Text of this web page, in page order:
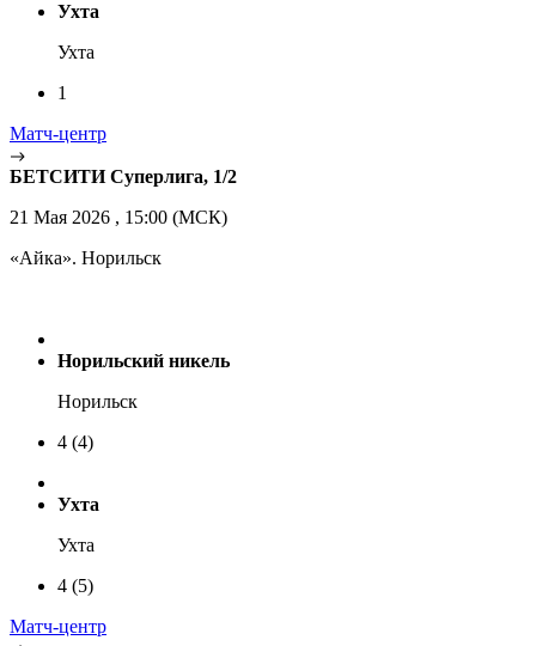
Ухта
Ухта
1
Матч-центр
БЕТСИТИ Суперлига, 1/2
21 Мая 2026 , 15:00 (МСК)
«Айка». Норильск
Норильский никель
Норильск
4 (4)
Ухта
Ухта
4 (5)
Матч-центр